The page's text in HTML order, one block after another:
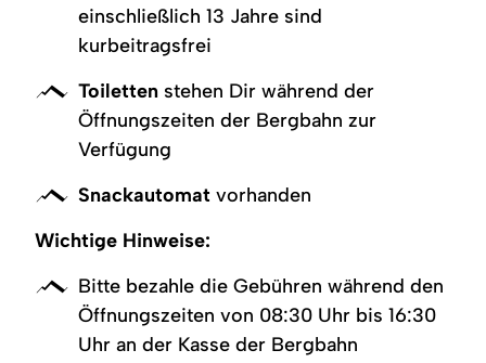
Verbotsschild.
einschließlich 13 Jahre sind
kurbeitragsfrei
Toiletten stehen Dir während der
Öffnungszeiten der Bergbahn zur
Verfügung
Snackautomat vorhanden
Wichtige Hinweise:
Bitte bezahle die Gebühren während den
Öffnungszeiten von 08:30 Uhr bis 16:30
Uhr an der Kasse der Bergbahn